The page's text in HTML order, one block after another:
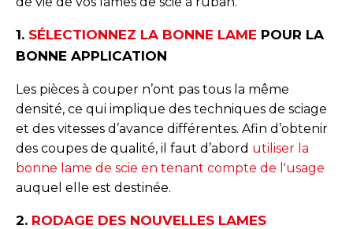
1. SÉLECTIONNEZ LA BONNE LAME POUR LA
BONNE APPLICATION
Les pièces à couper n’ont pas tous la même
densité, ce qui implique des techniques de sciage
et des vitesses d’avance différentes. Afin d’obtenir
des coupes de qualité, il faut d’abord utiliser la
bonne lame de scie en tenant compte de l'usage
auquel elle est destinée.
2. RODAGE DES NOUVELLES LAMES